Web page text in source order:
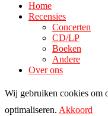
Home
Recensies
Concerten
CD/LP
Boeken
Andere
Over ons
Wij gebruiken cookies om
optimaliseren. Akkoord